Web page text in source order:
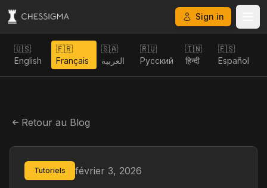
Sign in
🇺🇸
English
🇫🇷
Français
🇸🇦
العربية
🇷🇺
Русский
🇮🇳
हिन्दी
🇪🇸
Español
Retour au Blog
Tutoriels février 3, 2026